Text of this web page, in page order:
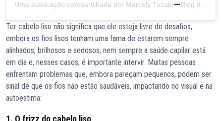
Uma publicação compartilhada por Marcely Tuzaki Blog das irmãs (@maru_tuzaki)
Ter cabelo liso não significa que ele esteja livre de desafios,
embora os fios lisos tenham uma fama de estarem sempre
alinhados, brilhosos e sedosos, nem sempre a saúde capilar está
em dia e, nesses casos, é importante intervir. Muitas pessoas
enfrentam problemas que, embora pareçam pequenos, podem ser
sinal de que os fios não estão saudáveis, impactando no visual e na
autoestima:
1. O frizz do cabelo liso